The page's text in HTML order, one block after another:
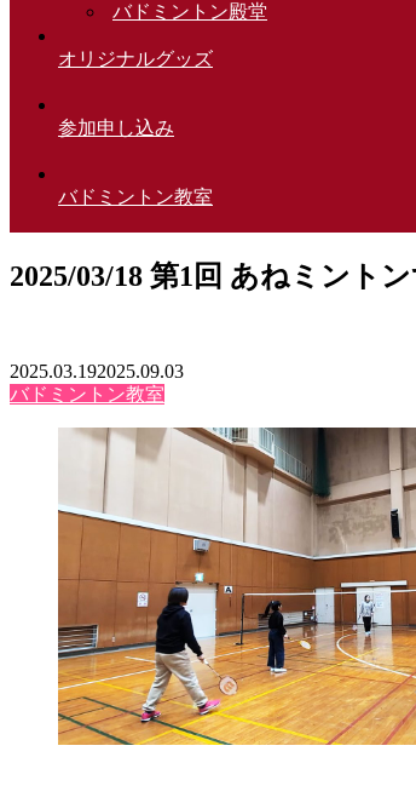
バドミントン殿堂
オリジナルグッズ
参加申し込み
バドミントン教室
2025/03/18 第1回 あねミント
2025.03.192025.09.03
バドミントン教室